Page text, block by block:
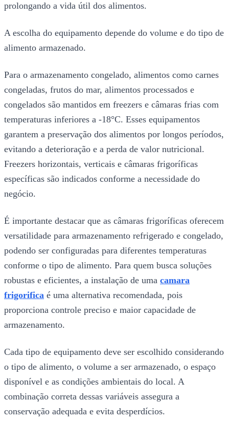
prolongando a vida útil dos alimentos.
A escolha do equipamento depende do volume e do tipo de
alimento armazenado.
Para o armazenamento congelado, alimentos como carnes
congeladas, frutos do mar, alimentos processados e
congelados são mantidos em freezers e câmaras frias com
temperaturas inferiores a -18°C. Esses equipamentos
garantem a preservação dos alimentos por longos períodos,
evitando a deterioração e a perda de valor nutricional.
Freezers horizontais, verticais e câmaras frigoríficas
específicas são indicados conforme a necessidade do
negócio.
É importante destacar que as câmaras frigoríficas oferecem
versatilidade para armazenamento refrigerado e congelado,
podendo ser configuradas para diferentes temperaturas
conforme o tipo de alimento. Para quem busca soluções
robustas e eficientes, a instalação de uma camara
frigorifica é uma alternativa recomendada, pois
proporciona controle preciso e maior capacidade de
armazenamento.
Cada tipo de equipamento deve ser escolhido considerando
o tipo de alimento, o volume a ser armazenado, o espaço
disponível e as condições ambientais do local. A
combinação correta dessas variáveis assegura a
conservação adequada e evita desperdícios.